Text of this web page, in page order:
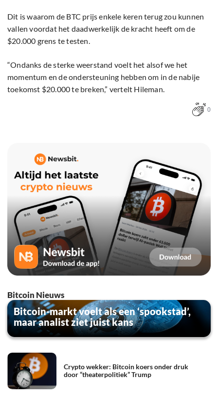
Dit is waarom de BTC prijs enkele keren terug zou kunnen
vallen voordat het daadwerkelijk de kracht heeft om de
$20.000 grens te testen.
“Ondanks de sterke weerstand voelt het alsof we het
momentum en de ondersteuning hebben om in de nabije
toekomst $20.000 te breken,” vertelt Hileman.
0
Bitcoin Nieuws
Bitcoin-markt voelt als een ‘spookstad’,
maar analist ziet juist kans
Crypto wekker: Bitcoin koers onder druk
door “theaterpolitiek” Trump